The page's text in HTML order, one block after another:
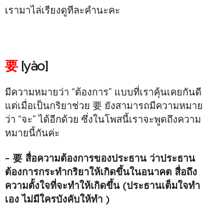
เรามาไล่เรียงดูทีละคำนะคะ
要[yào]
มีความหมายว่า “ต้องการ” แบบที่เราคุ้นเคยกันดี
แต่เมื่อเป็นกริยาช่วย 要 ยังสามารถมีความหมาย
ว่า “จะ” ได้อีกด้วย ซึ่งในโพสนี้เราจะพูดถึงความ
หมายนี้กันค่ะ
– 要 สื่อความต้องการของประธาน ว่าประธาน
ต้องการกระทำกริยาให้เกิดขึ้นในอนาคต สื่อถึง
ความตั้งใจที่จะทำให้เกิดขึ้น (ประธานเต็มใจทำ
เอง ไม่มีใครบังคับให้ทำ )